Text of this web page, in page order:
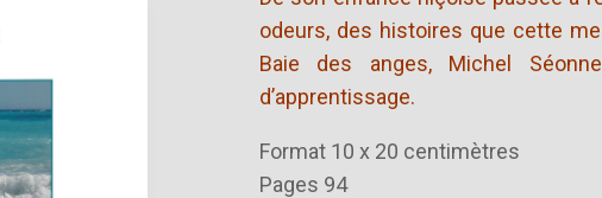
odeurs, des histoires que cette
Baie des anges, Michel
d’apprentissage.
Format 10 x 20 centimètres
Pages 94